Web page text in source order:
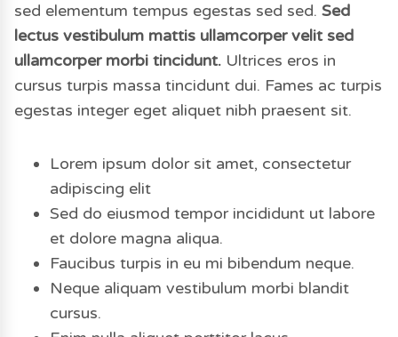
sed elementum tempus egestas sed sed.Sed
lectus vestibulum mattis ullamcorper velit sed
ullamcorper morbi tincidunt. Ultrices eros in
cursus turpis massa tincidunt dui. Fames ac turpis
egestas integer eget aliquet nibh praesent sit.
Lorem ipsum dolor sit amet, consectetur
adipiscing elit
Sed do eiusmod tempor incididunt ut labore
et dolore magna aliqua.
Faucibus turpis in eu mi bibendum neque.
Neque aliquam vestibulum morbi blandit
cursus.